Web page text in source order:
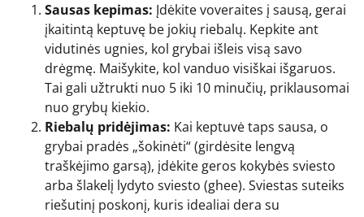
Sausas kepimas: Įdėkite voveraites į sausą, gerai
įkaitintą keptuvę be jokių riebalų. Kepkite ant
vidutinės ugnies, kol grybai išleis visą savo
drėgmę. Maišykite, kol vanduo visiškai išgaruos.
Tai gali užtrukti nuo 5 iki 10 minučių, priklausomai
nuo grybų kiekio.
Riebalų pridėjimas: Kai keptuvė taps sausa, o
grybai pradės „šokinėti“ (girdėsite lengvą
traškėjimo garsą), įdėkite geros kokybės sviesto
arba šlakelį lydyto sviesto (ghee). Sviestas suteiks
riešutinį poskonį, kuris idealiai dera su